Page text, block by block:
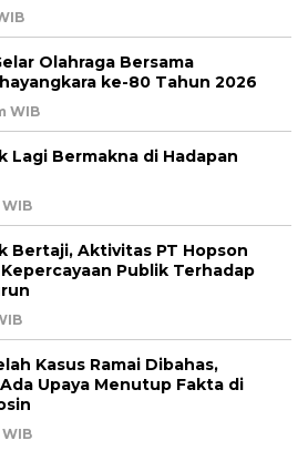
Olahraga Bersama
ke-80 Tahun 2026
WIB
Lagi Bermakna di Hadapan
Bertaji, Aktivitas PT Hopson
Publik Terhadap
Kasus Ramai Dibahas,
Upaya Menutup Fakta di
WIB